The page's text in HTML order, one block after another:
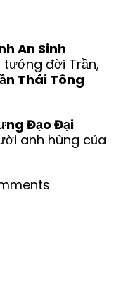
An Sinh
đời Trần,
Thái Tông
Đạo Đại
anh hùng của